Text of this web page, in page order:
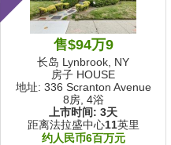
售$94万9
长岛 Lynbrook, NY
房子 HOUSE
地址: 336 Scranton Avenue
8房, 4浴
上市时间: 3天
距离法拉盛中心11英里
约人民币6百万元